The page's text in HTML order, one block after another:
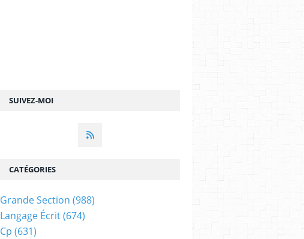
SUIVEZ-MOI
CATÉGORIES
Grande Section (988)
Langage Écrit(674)
Cp (631)